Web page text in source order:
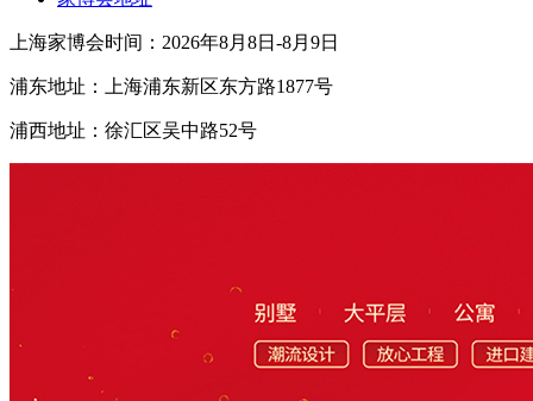
上海家博会时间：2026年8月8日-8月9日
浦东地址：上海浦东新区东方路1877号
浦西地址：徐汇区吴中路52号